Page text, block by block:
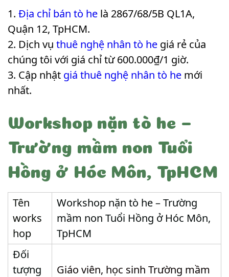
Địa chỉ bán tò he là 2867/68/5B QL1A,
Quận 12, TpHCM.
Dịch vụ thuê nghệ nhân tò he giá rẻ của
chúng tôi với giá chỉ từ 600.000₫/1 giờ.
Cập nhật giá thuê nghệ nhân tò he mới
nhất.
Workshop nặn tò he –
Trường mầm non Tuổi
Hồng ở Hóc Môn, TpHCM
Tên
works
hop
Workshop nặn tò he – Trường
mầm non Tuổi Hồng ở Hóc Môn,
TpHCM
Đối
tượng
Giáo viên, học sinh Trường mầm